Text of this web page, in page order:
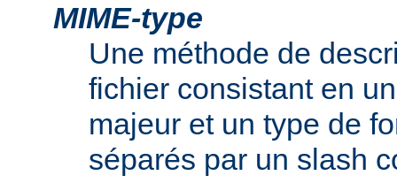
MIME-type
Une méthode de
fichier consistant en
majeur et un type de
séparés par un slash